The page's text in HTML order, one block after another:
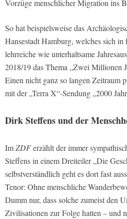
Vorzüge menschlicher Migration ins
So hat beispielsweise das
Hansestadt Hamburg, welches sich in
lehrreiche wie unterhaltsame
2018/19 das Thema „Zwei Millionen
Einen nicht ganz so langen Zeitraum
mit der „Terra X“-Sendung „2000
Dirk Steffens und der
ImZDFerzählt der immer
Steffens in einem Dreiteiler „Die
selbstverständlich geht es dort fast
Tenor: Ohne menschliche
Dumm nur, dass solche zumeist den
Zivilisationen zur Folge hatten – und